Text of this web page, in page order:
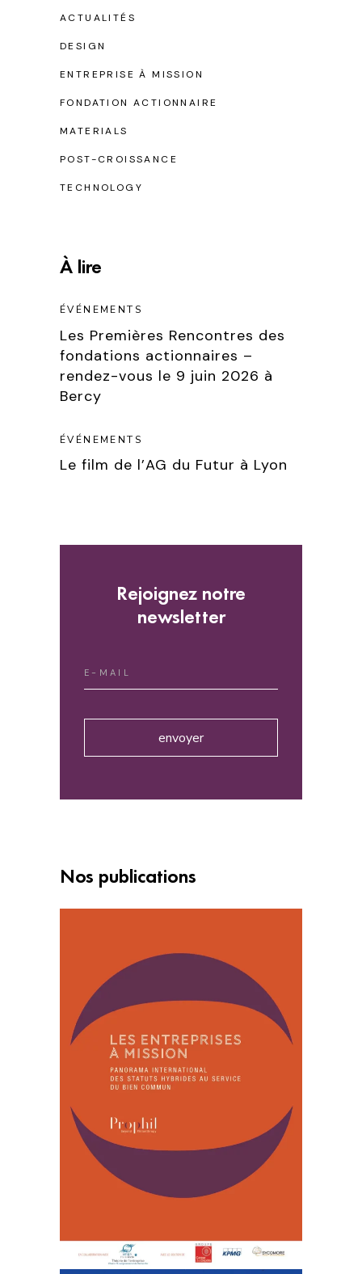
ACTUALITÉS
DESIGN
ENTREPRISE À MISSION
FONDATION ACTIONNAIRE
MATERIALS
POST-CROISSANCE
TECHNOLOGY
À lire
ÉVÉNEMENTS
Les Premières Rencontres des
fondations actionnaires –
rendez-vous le 9 juin 2026 à
Bercy
ÉVÉNEMENTS
Le film de l’AG du Futur à Lyon
Rejoignez notre
newsletter
envoyer
Nos publications